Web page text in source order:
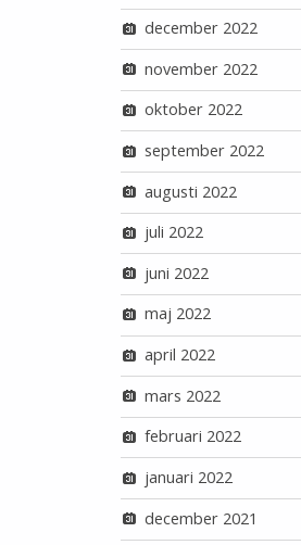
december 2022
november 2022
oktober 2022
september 2022
augusti 2022
juli 2022
juni 2022
maj 2022
april 2022
mars 2022
februari 2022
januari 2022
december 2021